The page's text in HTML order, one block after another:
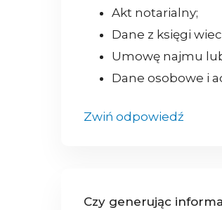
Zwiń odpowiedź
Akt notarialny;
Dane z księgi
Umowę najmu
Dane osobowe i
Czy generując